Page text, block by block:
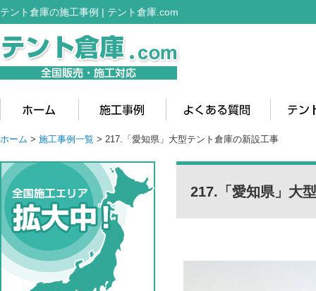
テント倉庫の施工事例 | テント倉庫.com
ホーム > 施工事例一覧 > 217.「愛知県」大型テント倉庫の新設工事
217.「愛知県」大